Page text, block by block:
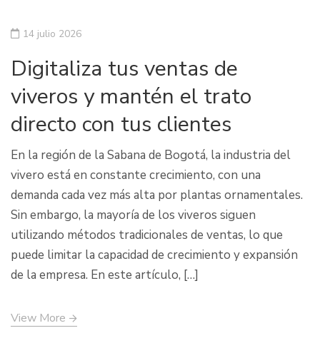
14 julio 2026
Digitaliza tus ventas de
viveros y mantén el trato
directo con tus clientes
En la región de la Sabana de Bogotá, la industria del
vivero está en constante crecimiento, con una
demanda cada vez más alta por plantas ornamentales.
Sin embargo, la mayoría de los viveros siguen
utilizando métodos tradicionales de ventas, lo que
puede limitar la capacidad de crecimiento y expansión
de la empresa. En este artículo, […]
View More